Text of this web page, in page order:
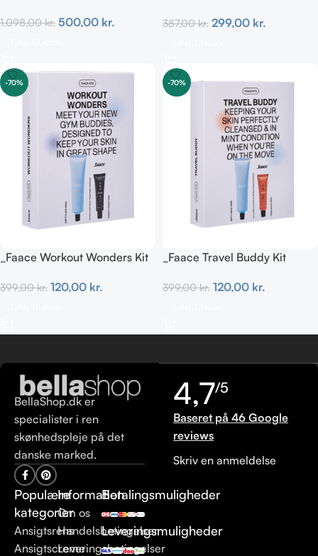
1.098,00kr. 500,00 kr. 387,00kr. 299,00 kr.
-70%
_Faace Workout Wonders Kit
399,00kr. 120,00 kr.
-70%
_Faace Travel Buddy Kit
399,00kr. 120,00 kr.
BellaShop.dk er
specialister i ren
skønhedspleje på det
danske marked.
Populære
kategorier
Ansigtsrens
Ansigtscreme
Information
Om os
Handelsbetingelser
Leveringsbetingelser
Betalingsmuligheder
Leveringsmuligheder
4,7/5
Baseret på 46 Google
reviews
Skriv en anmeldelse